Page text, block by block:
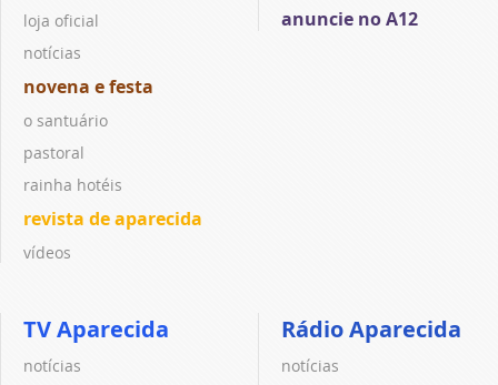
loja oficial
notícias
novena e festa
o santuário
pastoral
rainha hotéis
revista de aparecida
vídeos
anuncie no A12
TV Aparecida
notícias
Rádio Aparecida
notícias